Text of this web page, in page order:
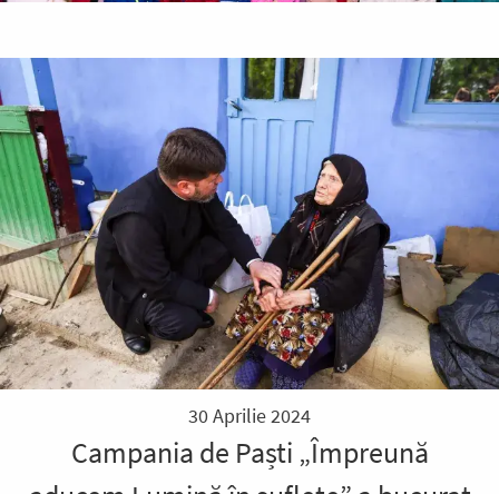
30 Aprilie 2024
Campania de Paști „Împreună